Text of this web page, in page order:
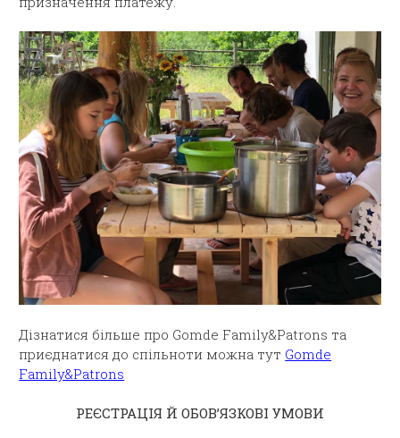
Дізнатися більше про Gomde Family&Patrons та
приєднатися до спільноти можна тут Gomde
Family&Patrons
РЕЄСТРАЦІЯ Й ОБОВ’ЯЗКОВІ УМОВИ